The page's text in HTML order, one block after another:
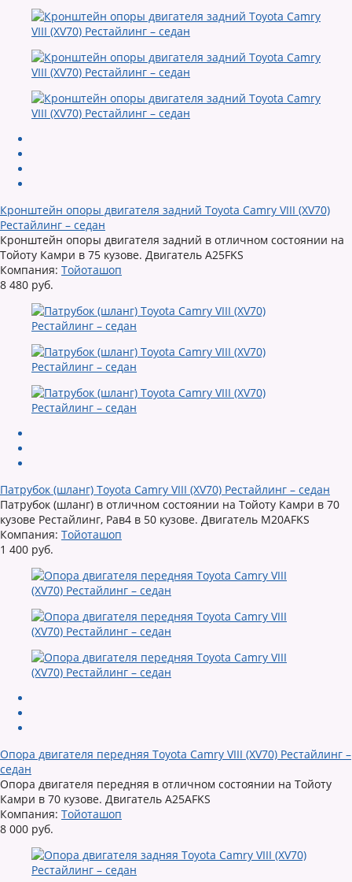
Кронштейн опоры двигателя задний Toyota Camry VIII (XV70)
Рестайлинг – седан
Кронштейн опоры двигателя задний в отличном состоянии на
Тойоту Камри в 75 кузове. Двигатель A25FKS
Компания: Тойоташоп
8 480 руб.
Патрубок (шланг) Toyota Camry VIII (XV70) Рестайлинг – седан
Патрубок (шланг) в отличном состоянии на Тойоту Камри в 70
кузове Рестайлинг, Рав4 в 50 кузове. Двигатель M20AFKS
Компания: Тойоташоп
1 400 руб.
Опора двигателя передняя Toyota Camry VIII (XV70) Рестайлинг –
седан
Опора двигателя передняя в отличном состоянии на Тойоту
Камри в 70 кузове. Двигатель A25AFKS
Компания: Тойоташоп
8 000 руб.